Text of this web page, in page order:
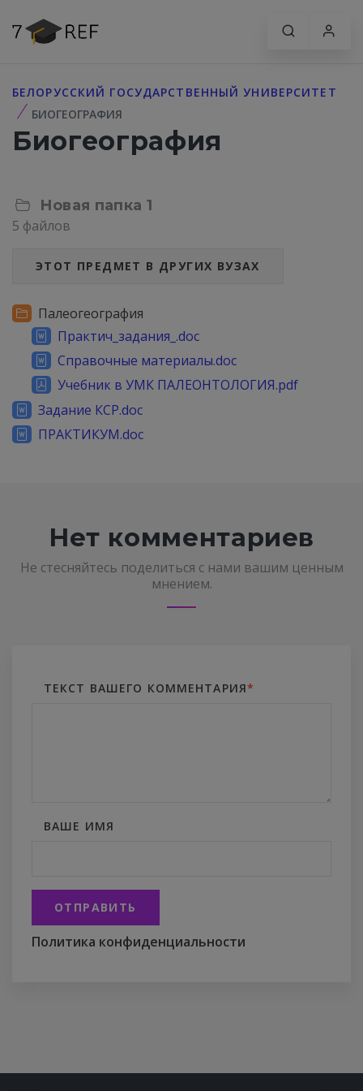
БЕЛОРУССКИЙ ГОСУДАРСТВЕННЫЙ УНИВЕРСИТЕТ
БИОГЕОГРАФИЯ
Биогеография
Новая папка 1
5 файлов
ЭТОТ ПРЕДМЕТ В ДРУГИХ ВУЗАХ
Палеогеография
Практич_задания_.doc
Справочные материалы.doc
Учебник в УМК ПАЛЕОНТОЛОГИЯ.pdf
Задание КСР.doc
ПРАКТИКУМ.doc
Нет комментариев
Не стесняйтесь поделиться с нами вашим ценным
мнением.
ТЕКСТ ВАШЕГО КОММЕНТАРИЯ*
ВАШЕ ИМЯ
ОТПРАВИТЬ
Политика конфиденциальности